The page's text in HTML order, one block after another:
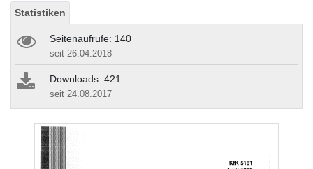
Statistiken
Seitenaufrufe: 140
seit 26.04.2018
Downloads: 421
seit 24.08.2017